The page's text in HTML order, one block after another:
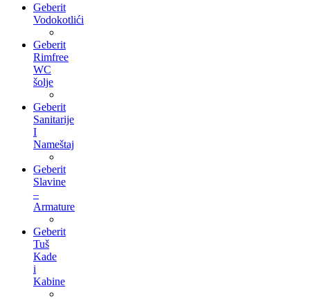
Geberit
Vodokotlići
Geberit
Rimfree
WC
šolje
Geberit
Sanitarije
I
Nameštaj
Geberit
Slavine
–
Armature
Geberit
Tuš
Kade
i
Kabine